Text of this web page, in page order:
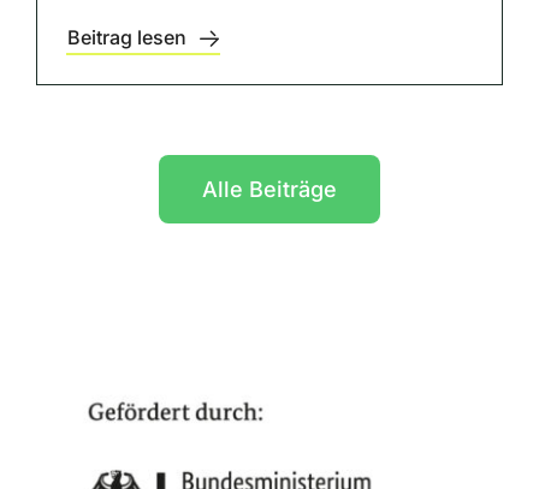
Beitrag lesen
Alle Beiträge